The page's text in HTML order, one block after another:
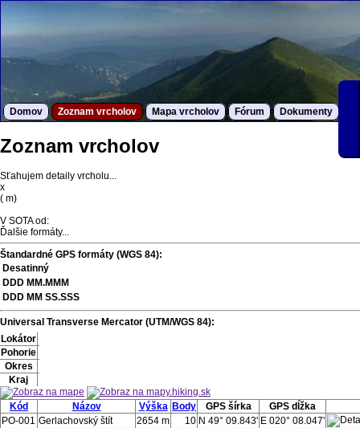
Domov Zoznam vrcholov Mapa vrcholov Fórum Dokumenty
Zoznam vrcholov
Sťahujem detaily vrcholu...
x
( m)
V SOTA od:
Ďalšie formáty...
Štandardné GPS formáty (WGS 84):
Desatinný
DDD MM.MMM
DDD MM SS.SSS
Universal Transverse Mercator (UTM/WGS 84):
Lokátor
Pohorie
Okres
Kraj
Kód Názov Výška Body GPS šírka
GPS dĺžka
PO-001 Gerlachovský štít 2654 m 10 N 49° 09.843' E 020° 08.047'